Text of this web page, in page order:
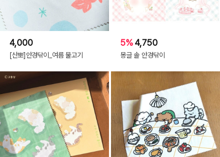
4,000
[산뽀]안경닦이_여름 물고기
5%4,750
몽글 솔 안경닦이